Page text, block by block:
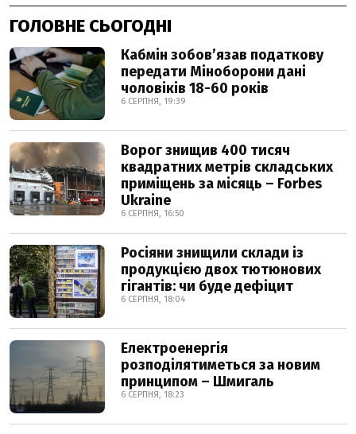
ГОЛОВНЕ СЬОГОДНІ
Кабмін зобовʼязав податкову
передати Міноборони дані
чоловіків 18-60 років
6 СЕРПНЯ, 19:39
Ворог знищив 400 тисяч
квадратних метрів складських
приміщень за місяць – Forbes
Ukraine
6 СЕРПНЯ, 16:50
Росіяни знищили склади із
продукцією двох тютюнових
гігантів: чи буде дефіцит
6 СЕРПНЯ, 18:04
Електроенергія
розподілятиметься за новим
принципом – Шмигаль
6 СЕРПНЯ, 18:23